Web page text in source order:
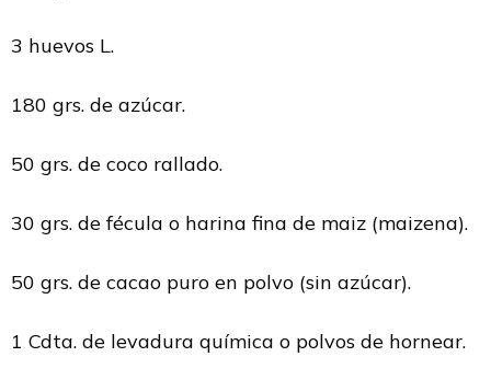
3 huevos L.
180 grs. de azúcar.
50 grs. de coco rallado.
30 grs. de fécula o harina fina de maiz (maizena).
50 grs. de cacao puro en polvo (sin azúcar).
1 Cdta. de levadura química o polvos de hornear.